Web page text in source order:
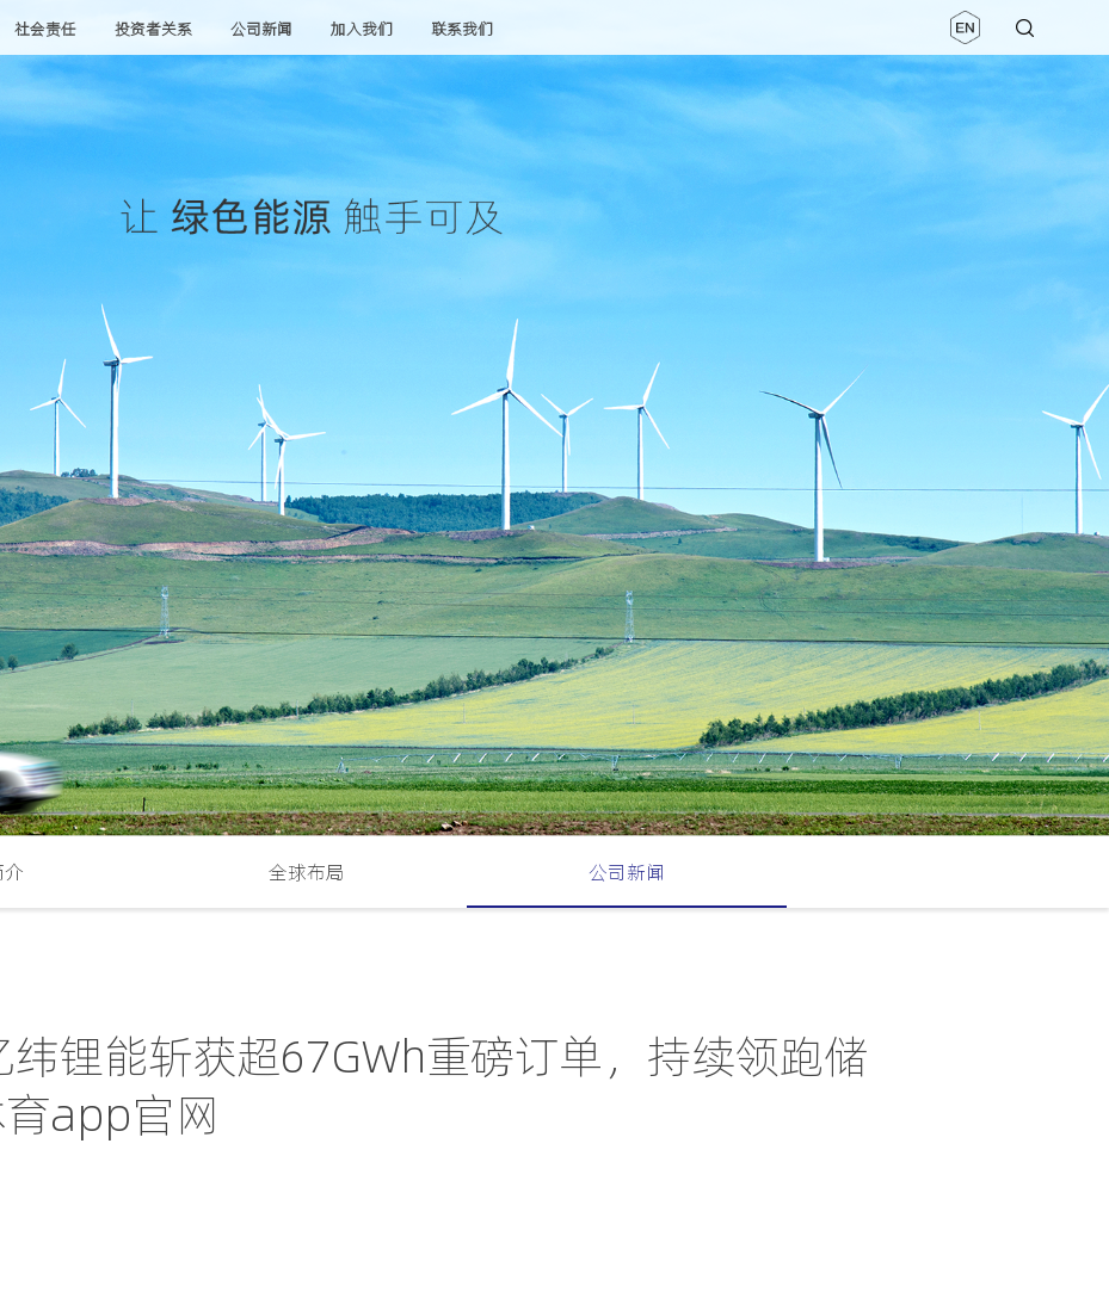
社会责任 投资者关系 公司新闻 加入我们 联系我们
全球布局 公司新闻
纬锂能斩获超67GWh重磅订单，持续领跑储
app官网